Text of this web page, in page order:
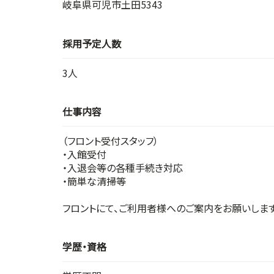
岐阜県可児市土田5343
採用予定人数
3人
仕事内容
（フロント受付スタッフ）
・入館受付
・入退会等の各種手続き対応
・簡単な清掃等
フロントにて、ご利用者様へのご案内をお願いしま
学歴・資格